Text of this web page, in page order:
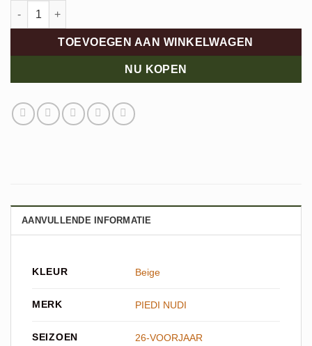
Piedi Nudi Sneaker aantal
TOEVOEGEN AAN WINKELWAGEN
NU KOPEN
AANVULLENDE INFORMATIE
KLEUR Beige
MERK PIEDI NUDI
SEIZOEN 26-VOORJAAR